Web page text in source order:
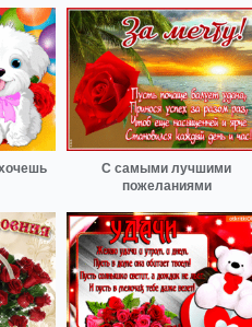
С самыми лучшими
пожеланиями